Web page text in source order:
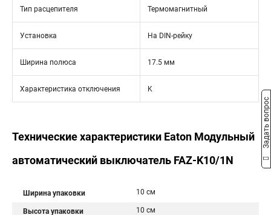
Тип расцепителя Термомагнитный
Установка На DIN-рейку
Ширина полюса 17.5 мм
Характеристика отключения K
Технические характеристики Eaton Модульный
автоматический выключатель FAZ-K10/1N
Ширина упаковки 10 см
Высота упаковки 10 см
Задать вопрос